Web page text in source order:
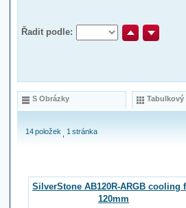
Řadit podle:
S Obrázky Tabulkový
14položek 1 stránka
SilverStone AB120R-ARGB cooling
120mm